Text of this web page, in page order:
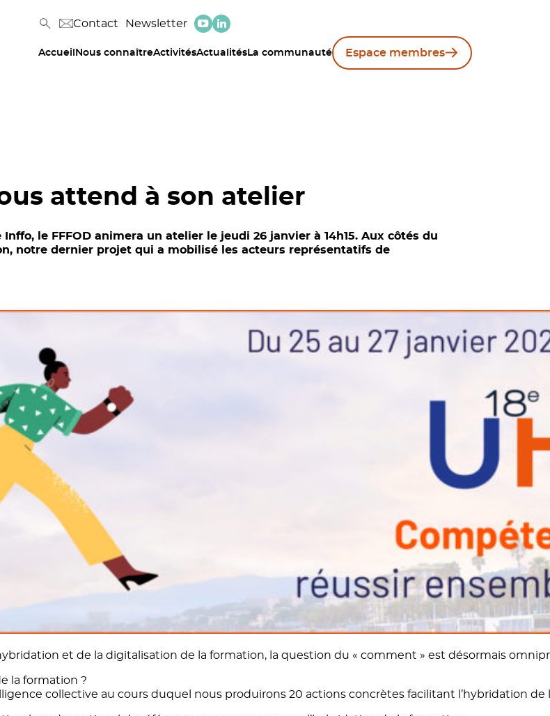
Contact Newsletter
Accueil Nous connaîtreActivitésActualités La communauté Espace membres
attend à son atelier
le FFFOD animera un atelier le jeudi 26 janvier à 14h15. Aux côtés du
notre dernier projet qui a mobilisé les acteurs représentatifs de
l’hybridation et de la digitalisation de la formation, la question du « comment » est désormais
la formation ?
collective au cours duquel nous produirons 20 actions concrètes facilitant l’hybridation de